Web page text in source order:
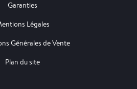
Garanties
Légales
Générales de Vente
Plan du site